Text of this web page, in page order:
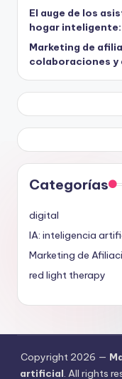
El auge de los
hogar
Marketing de
colaboraciones
Categorías
digital
IA: inteligencia
Marketing de
red light therapy
Copyright 2026 —
artificial. All rights